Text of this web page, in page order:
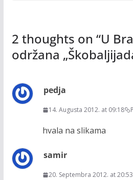
2 thoughts on “U
održana
pedja
14. Augusta 2012. at 09:18
hvala na slikama
samir
20. Septembra 2012. at 20:53